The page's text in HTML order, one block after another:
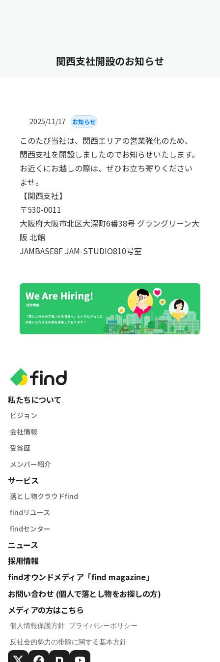
関西支社開設のお知らせ
2025/11/17 お知らせ
このたび当社は、関西エリアの営業強化のため、
関西支社を開設しましたのでお知らせいたします。
お近くにお越しの際は、ぜひお立ち寄りください
ませ。
【関西支社】
〒530-0011
大阪府大阪市北区大深町6番38号 グラングリーン大
阪 北館
JAMBASE8F JAM-STUDIO810号室
私たちについて
ビジョン
会社情報
受賞歴
メンバー紹介
サービス
落とし物クラウドfind
findリユース
findセンター
ニュース
採用情報
findオウンドメディア「find magazine」
お問い合わせ (個人で落とし物をお探しの方)
メディアの方はこちら
個人情報保護方針 プライバシーポリシー
反社会的勢力の排除に関する基本方針